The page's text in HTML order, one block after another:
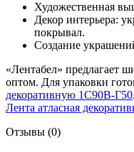
Художественная
Декор интерьера:
покрывал.
Создание
«Лентабел» предлагает
оптом. Для упаковки
декоративную 1С90В-Г50
Лента атласная
Отзывы (0)